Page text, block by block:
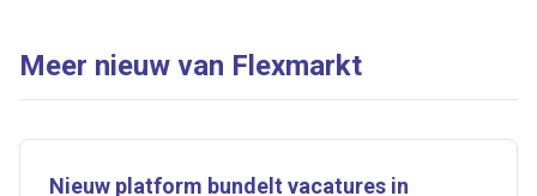
Meer nieuw van Flexmarkt
Nieuw platform bundelt vacatures in